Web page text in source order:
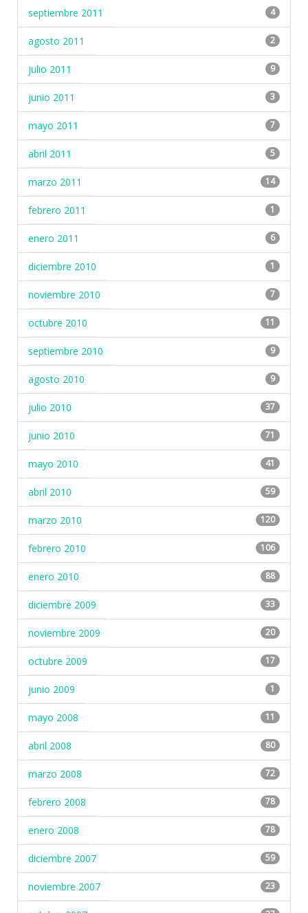
septiembre 2011 4
agosto 2011 2
julio 2011 9
junio 2011 3
mayo 2011 7
abril 2011 5
marzo 2011 14
febrero 2011 1
enero 2011 6
diciembre 2010 1
noviembre 2010 7
octubre 2010 11
septiembre 2010 9
agosto 2010 9
julio 2010 37
junio 2010 71
mayo 2010 41
abril 2010 59
marzo 2010 120
febrero 2010 106
enero 2010 88
diciembre 2009 33
noviembre 2009 20
octubre 2009 17
junio 2009 1
mayo 2008 11
abril 2008 80
marzo 2008 72
febrero 2008 78
enero 2008 78
diciembre 2007 59
noviembre 2007 23